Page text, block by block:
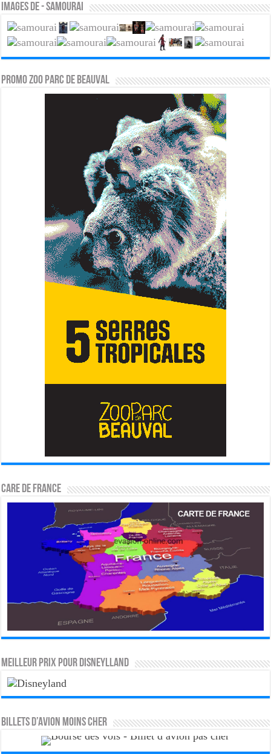
Images de - Samourai
PROMO ZOO PARC DE BEAUVAL
CARE DE FRANCE
MEILLEUR PRIX POUR DISNEYLLAND
Billets d’avion moins cher